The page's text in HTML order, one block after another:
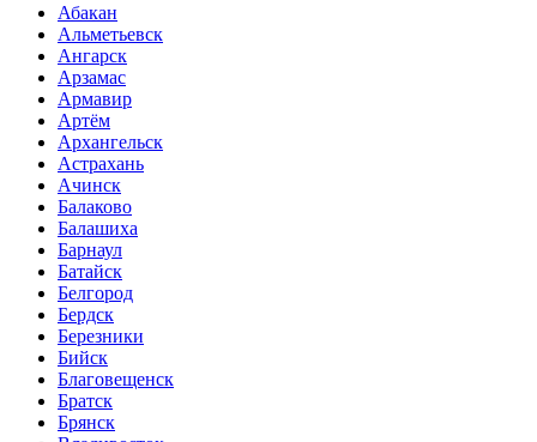
Абакан
Альметьевск
Ангарск
Арзамас
Армавир
Артём
Архангельск
Астрахань
Ачинск
Балаково
Балашиха
Барнаул
Батайск
Белгород
Бердск
Березники
Бийск
Благовещенск
Братск
Брянск